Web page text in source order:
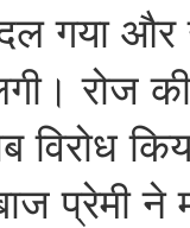
गया
रोज
प्रेमी